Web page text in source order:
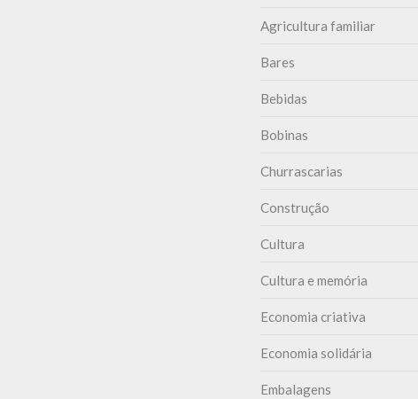
Agricultura familiar
Bares
Bebidas
Bobinas
Churrascarias
Construção
Cultura
Cultura e memória
Economia criativa
Economia solidária
Embalagens